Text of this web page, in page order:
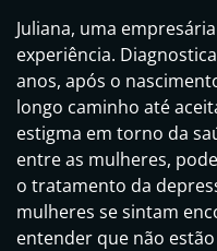
Juliana, uma
experiência.
anos, após o
longo caminho até
estigma em torno da
entre as mulheres,
o tratamento da
mulheres se sintam
entender que não